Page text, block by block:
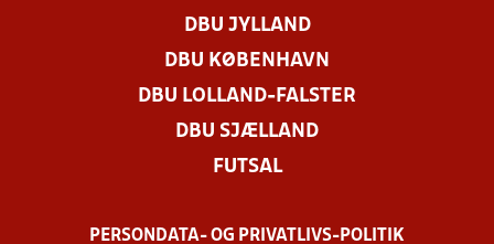
DBU JYLLAND
DBU KØBENHAVN
DBU LOLLAND-FALSTER
DBU SJÆLLAND
FUTSAL
PERSONDATA- OG PRIVATLIVS-POLITIK